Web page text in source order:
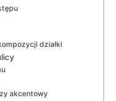
działki
akcentowy